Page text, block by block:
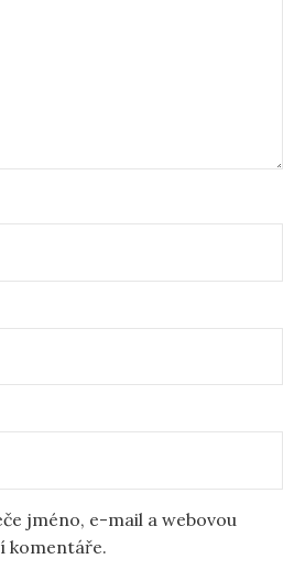
jméno, e-mail a webovou
komentáře.